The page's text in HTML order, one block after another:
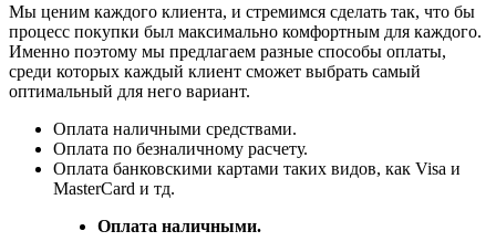
Мы ценим каждого клиента, и стремимся сделать так, что бы
процесс покупки был максимально комфортным для каждого.
Именно поэтому мы предлагаем разные способы оплаты,
среди которых каждый клиент сможет выбрать самый
оптимальный для него вариант.
Оплата наличными средствами.
Оплата по безналичному расчету.
Оплата банковскими картами таких видов, как Visa и
MasterCard и тд.
Оплата наличными.